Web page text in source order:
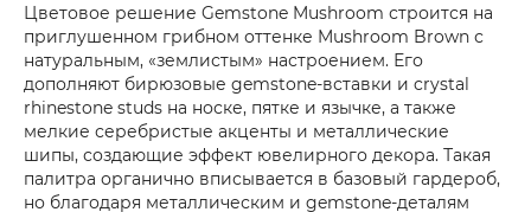
Цветовое решение Gemstone Mushroom строится на
приглушенном грибном оттенке Mushroom Brown с
натуральным, «землистым» настроением. Его
дополняют бирюзовые gemstone-вставки и crystal
rhinestone studs на носке, пятке и язычке, а также
мелкие серебристые акценты и металлические
шипы, создающие эффект ювелирного декора. Такая
палитра органично вписывается в базовый гардероб,
но благодаря металлическим и gemstone-деталям